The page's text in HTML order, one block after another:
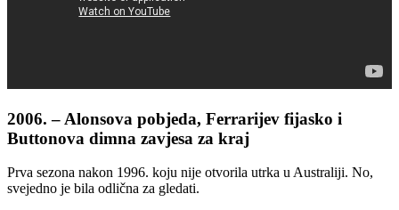
2006. – Alonsova pobjeda, Ferrarijev fijasko i
Buttonova dimna zavjesa za kraj
Prva sezona nakon 1996. koju nije otvorila utrka u Australiji. No,
svejedno je bila odlična za gledati.